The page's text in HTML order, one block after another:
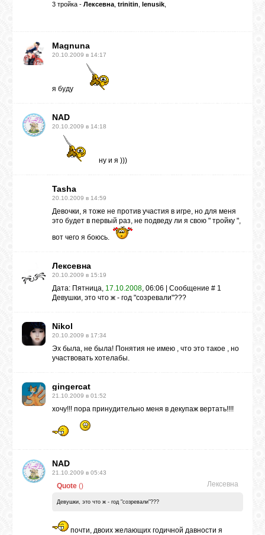
FAQ
ВХОД
FACEBOOK
3 тройка - Лексевна trinitin lenusik
Magnuna
20.10.2009 в 14:17
я буду
NAD
20.10.2009 в 14:18
ну и я )))
Tasha
20.10.2009 в 14:59
Девочки, я тоже не против участия в игре, но для меня
это будет в первый раз, не подведу ли я свою " тройку ",
вот чего я боюсь.
Лексевна
20.10.2009 в 15:19
Дата: Пятница, 17.10.2008, 06:06 | Сообщение # 1
Девушки, это что ж - год "созревали"???
Nikol
20.10.2009 в 17:34
Эх была, не была! Понятия не имею , что это такое , но
участвовать хотелабы.
gingercat
21.10.2009 в 01:52
хочу!!! пора принудительно меня в декупаж вертать!!!!
NAD
21.10.2009 в 05:43
Quote ( Лексевна
)
Девушки, это что ж - год "созревали"???
почти, двоих желающих годичной давности я